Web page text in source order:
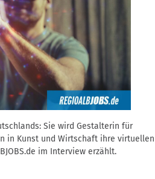
Sie wird Gestalterin für
in Kunst und Wirtschaft ihre virtuellen
im Interview erzählt.